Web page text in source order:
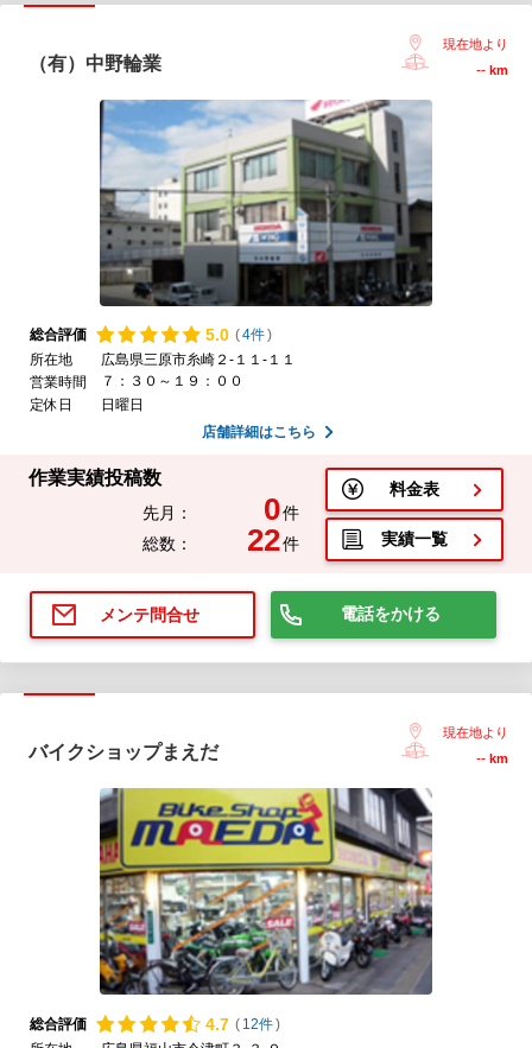
（有）中野輪業
現在地より
-- km
総合評価 5.0 (4件)
所在地
広島県三原市糸崎２-１１-１１
営業時間
７：３０～１９：００
定休日
日曜日
店舗詳細はこちら
作業実績投稿数
先月： 0件
総数：
22件
料金表
実績一覧
メンテ問合せ 電話をかける
バイクショップまえだ
現在地より
-- km
総合評価 4.7 ( 12件)